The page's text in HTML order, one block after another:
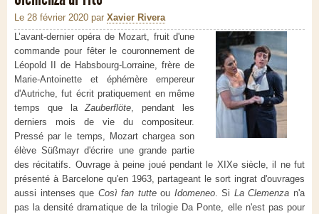
Le 28 février 2020 par Xavier Rivera
L’avant-dernier opéra de Mozart, fruit d'une
commande pour fêter le couronnement de
Léopold II de Habsbourg-Lorraine, frère de
Marie-Antoinette et éphémère empereur
d'Autriche, fut écrit pratiquement en même
temps que laZauberflöte, pendant les
derniers mois de vie du compositeur.
Pressé par le temps, Mozart chargea son
élève Süßmayr d'écrire une grande partie
des récitatifs. Ouvrage à peine joué pendant le XIXe siècle, il ne fut
présenté à Barcelone qu'en 1963, partageant le sort ingrat d'ouvrages
aussi intenses que Così fan tutteou Idomeneo. Si La Clemenza n'a
pas la densité dramatique de la trilogie Da Ponte, elle n'est pas pour